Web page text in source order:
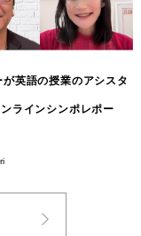
英語の授業のアシスタ
ラインシンポレポー